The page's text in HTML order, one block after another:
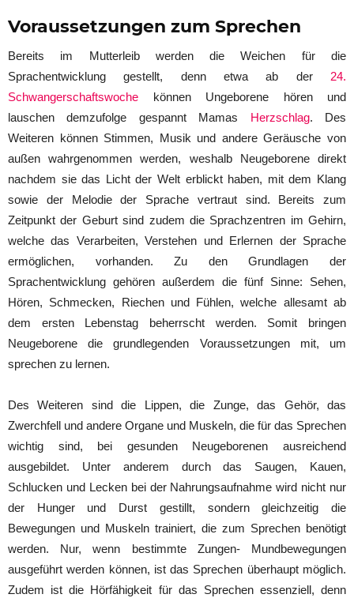
Voraussetzungen zum Sprechen
Bereits im Mutterleib werden die Weichen für die
Sprachentwicklung gestellt, denn etwa ab der 24.
Schwangerschaftswoche können Ungeborene hören und
lauschen demzufolge gespannt Mamas Herzschlag. Des
Weiteren können Stimmen, Musik und andere Geräusche von
außen wahrgenommen werden, weshalb Neugeborene direkt
nachdem sie das Licht der Welt erblickt haben, mit dem Klang
sowie der Melodie der Sprache vertraut sind. Bereits zum
Zeitpunkt der Geburt sind zudem die Sprachzentren im Gehirn,
welche das Verarbeiten, Verstehen und Erlernen der Sprache
ermöglichen, vorhanden. Zu den Grundlagen der
Sprachentwicklung gehören außerdem die fünf Sinne: Sehen,
Hören, Schmecken, Riechen und Fühlen, welche allesamt ab
dem ersten Lebenstag beherrscht werden. Somit bringen
Neugeborene die grundlegenden Voraussetzungen mit, um
sprechen zu lernen.
Des Weiteren sind die Lippen, die Zunge, das Gehör, das
Zwerchfell und andere Organe und Muskeln, die für das Sprechen
wichtig sind, bei gesunden Neugeborenen ausreichend
ausgebildet. Unter anderem durch das Saugen, Kauen,
Schlucken und Lecken bei der Nahrungsaufnahme wird nicht nur
der Hunger und Durst gestillt, sondern gleichzeitig die
Bewegungen und Muskeln trainiert, die zum Sprechen benötigt
werden. Nur, wenn bestimmte Zungen- Mundbewegungen
ausgeführt werden können, ist das Sprechen überhaupt möglich.
Zudem ist die Hörfähigkeit für das Sprechen essenziell, denn